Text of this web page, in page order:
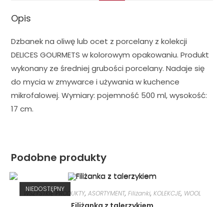
Opis
Dzbanek na oliwę lub ocet z porcelany z kolekcji
DELICES GOURMETS w kolorowym opakowaniu. Produkt
wykonany ze średniej grubości porcelany. Nadaje się
do mycia w zmywarce i używania w kuchence
mikrofalowej. Wymiary: pojemność 500 ml, wysokość:
17 cm.
Podobne produkty
NIEDOSTĘPNY
WSZYSTKIE PRODUKTY, ASORTYMENT, Filiżanki, KOLEKCJE, WOOL